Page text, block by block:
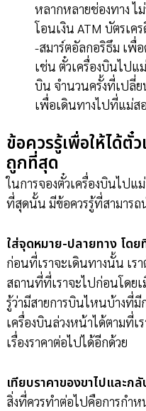
หลากหลายช่องทาง ไ
โอนเงิน ATM บัตรเค
-สมาร์ตอัลกอริธึม เพื่
เช่น ตั๋วเครื่องบินไปแ
บิน จำนวนครั้งที่เปลี่ย
เพื่อเดินทางไปที่แม่ส
ข้อควรรู้เพื่อให้ได้ตั๋
ถูกที่สุด
ในการจองตั๋วเครื่องบินไปแ
ที่สุดนั้น มีข้อควรรู้ที่สามารถ
ใส่จุดหมาย-ปลายทาง โดย
ก่อนที่เราจะเดินทางนั้น เร
สถานที่ที่เราจะไปก่อนโดย
รู้ว่ามีสายการบินไหนบ้างที่มี
เครื่องบินล่วงหน้าได้ตามที่เ
เรื่องราคาต่อไปได้อีกด้วย
เทียบราคาของขาไปและก
สิ่งที่ควรทำต่อไปคือการกำ